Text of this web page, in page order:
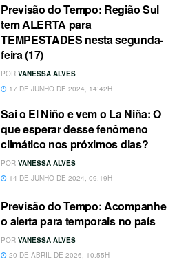
Previsão do Tempo: Região Sul
tem ALERTA para
TEMPESTADES nesta segunda-
feira (17)
POR VANESSA ALVES
17 DE JUNHO DE 2024, 14:42H
Sai o El Niño e vem o La Niña: O
que esperar desse fenômeno
climático nos próximos dias?
POR VANESSA ALVES
14 DE JUNHO DE 2024, 09:19H
Previsão do Tempo: Acompanhe
o alerta para temporais no país
POR VANESSA ALVES
20 DE ABRIL DE 2026, 10:55H